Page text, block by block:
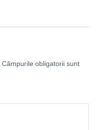
Câmpurile obligatorii sunt